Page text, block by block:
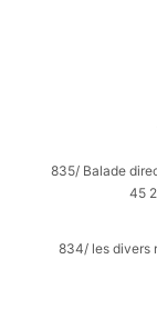
835/ Balade
45
834/ les divers